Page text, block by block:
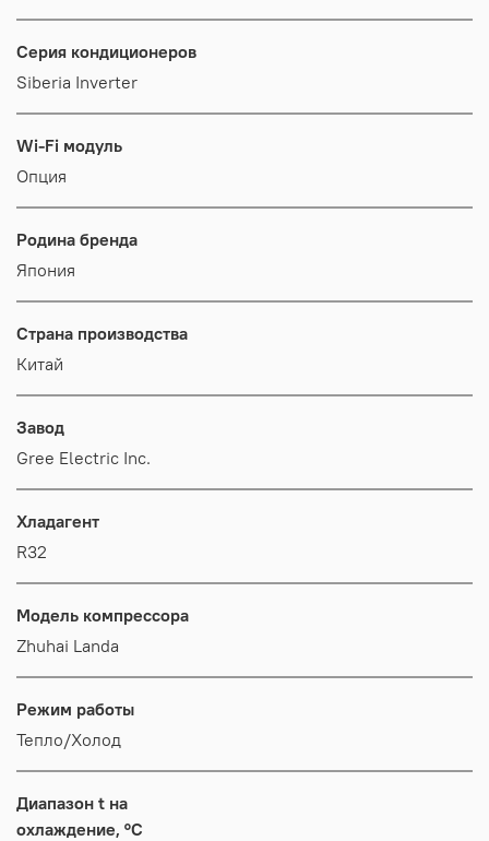
Серия кондиционеров
Siberia Inverter
Wi-Fi модуль
Опция
Родина бренда
Япония
Страна производства
Китай
Завод
Gree Electric Inc.
Хладагент
R32
Модель компрессора
Zhuhai Landa
Режим работы
Тепло/Холод
Диапазон t на
охлаждение, °C